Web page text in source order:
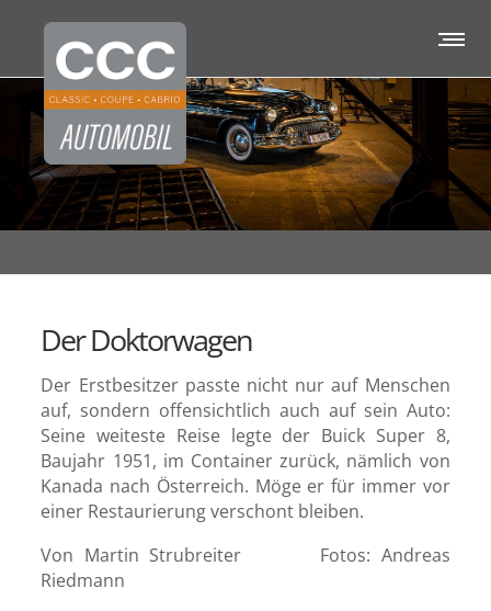
Der Doktorwagen
Der Erstbesitzer passte nicht nur auf Menschen
auf, sondern offensichtlich auch auf sein Auto:
Seine weiteste Reise legte der Buick Super 8,
Baujahr 1951, im Container zurück, nämlich von
Kanada nach Österreich. Möge er für immer vor
einer Restaurierung verschont bleiben.
Von Martin Strubreiter Fotos: Andreas
Riedmann